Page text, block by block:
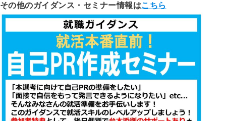
その他のガイダンス・セミナー情報はこちら